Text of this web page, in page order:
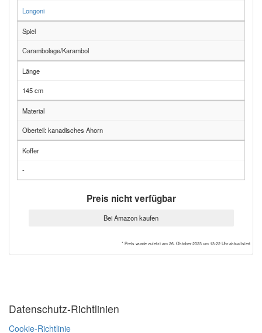
Longoni
Spiel
Carambolage/Karambol
Länge
145 cm
Material
Oberteil: kanadisches Ahorn
Koffer
-
Preis nicht verfügbar
Bei Amazon kaufen
* Preis wurde zuletzt am 26. Oktober 2023 um 13:22 Uhr aktualisiert
Datenschutz-Richtlinien
Cookie-Richtlinie